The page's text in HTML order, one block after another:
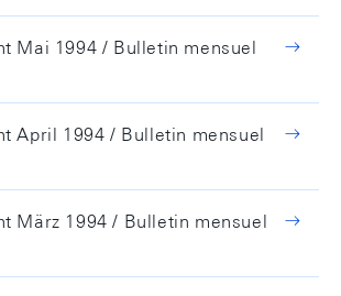
Mai 1994 / Bulletin mensuel
April 1994 / Bulletin mensuel
März 1994 / Bulletin mensuel